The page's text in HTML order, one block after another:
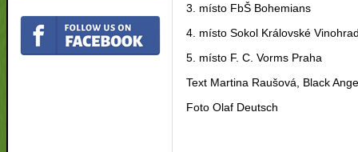
3. místo FbŠ Bohemians
4. místo Sokol Královské
5. místo F. C. Vorms Praha
Text Martina Raušová, Black
Foto Olaf Deutsch